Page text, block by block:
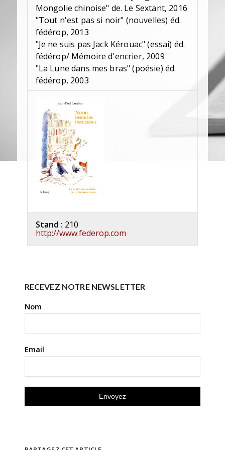
Mongolie chinoise" de. Le Sextant, 2016
"Tout n'est pas si noir" (nouvelles) éd.
fédérop, 2013
"Je ne suis pas Jack Kérouac" (essai) éd.
fédérop/ Mémoire d'encrier, 2009
"La Lune dans mes bras" (poésie) éd.
fédérop, 2003
Stand : 210
http://www.federop.com
RECEVEZ NOTRE NEWSLETTER
Nom
Email